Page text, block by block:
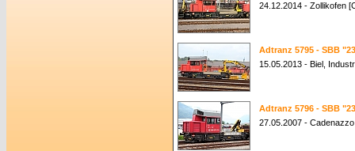
24.12.2014 - Zollikofen
Adtranz 5795 - SBB
15.05.2013 - Biel,
Adtranz 5796 - SBB
27.05.2007 -